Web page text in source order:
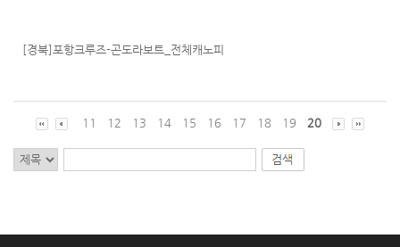
[경북]포항크루즈-곤도라보트_전체캐노피
11 12 13 14 15 16 17 18 19 20